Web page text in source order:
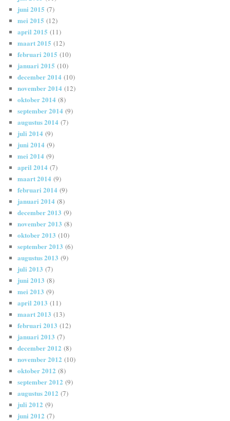
juni 2015 (7)
mei 2015 (12)
april 2015 (11)
maart 2015 (12)
februari 2015 (10)
januari 2015 (10)
december 2014 (10)
november 2014 (12)
oktober 2014 (8)
september 2014 (9)
augustus 2014 (7)
juli 2014 (9)
juni 2014 (9)
mei 2014 (9)
april 2014 (7)
maart 2014 (9)
februari 2014 (9)
januari 2014 (8)
december 2013 (9)
november 2013 (8)
oktober 2013 (10)
september 2013 (6)
augustus 2013 (9)
juli 2013 (7)
juni 2013 (8)
mei 2013 (9)
april 2013 (11)
maart 2013 (13)
februari 2013 (12)
januari 2013 (7)
december 2012 (8)
november 2012 (10)
oktober 2012 (8)
september 2012 (9)
augustus 2012 (7)
juli 2012 (9)
juni 2012 (7)